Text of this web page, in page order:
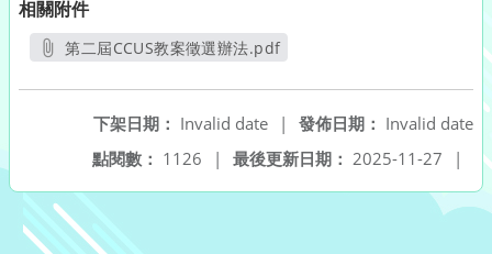
相關附件
第二屆CCUS教案徵選辦法.pdf
發佈日期： Invalid date
下架日期： Invalid date
|
最後更新日期： 2025-11-27 |
點閱數： 1126 |